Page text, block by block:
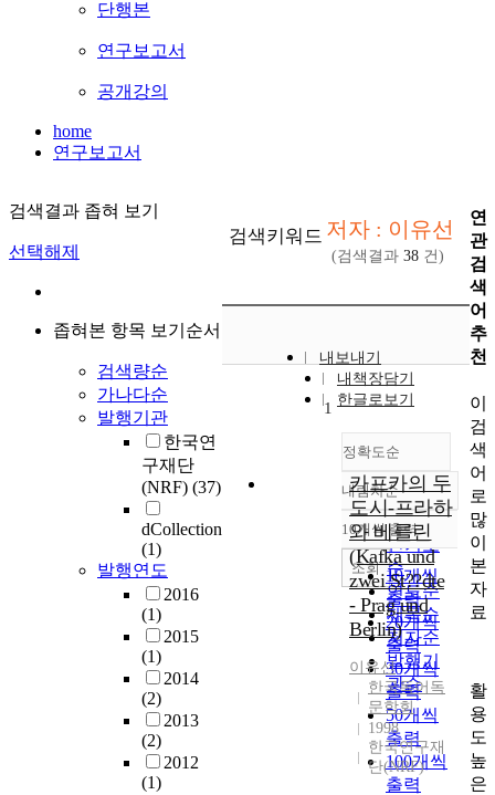
단행본
연구보고서
공개강의
home
연구보고서
검색결과 좁혀 보기
선택해제
좁혀본 항목 보기순서
검색량순
가나다순
발행기관
한국연
구재단
(NRF) (37)
dCollection
(1)
발행연도
2016
(1)
2015
(1)
2014
(2)
2013
(2)
2012
(1)
검색키워드 저자 : 이유선
(검색결과 38 건)
내보내기
내책장담기
한글로보기
정확도순
정확도
순
인기도
순
연도순
제목순
저자순
발행기
관순
내림차순
내림차순
10개씩 출력
10개씩
출력
20개씩
출력
30개씩
출력
50개씩
출력
100개씩
출력
조회
1
카프카의 두
도시-프라하
와 베를린
(Kafka und
zwei St??dte
- Prag und
Berlin)
이유선
한국독어독
문학회
1998
한국연구재
단(NRF)
연
관
검
색
어
추
천
이
검
색
어
로
많
이
본
자
료
활
용
도
높
은